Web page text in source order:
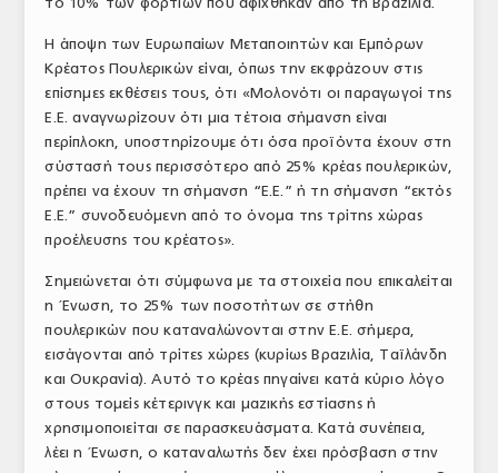
Η άποψη των Ευρωπαίων Μεταποιητών και Εμπόρων
Κρέατος Πουλερικών είναι, όπως την εκφράζουν στις
επίσημες εκθέσεις τους, ότι «Μολονότι οι παραγωγοί της
Ε.Ε. αναγνωρίζουν ότι μια τέτοια σήμανση είναι
περίπλοκη, υποστηρίζουμε ότι όσα προϊόντα έχουν στη
σύστασή τους περισσότερο από 25% κρέας πουλερικών,
πρέπει να έχουν τη σήμανση “E.E.” ή τη σήμανση “εκτός
Ε.Ε.” συνοδευόμενη από το όνομα της τρίτης χώρας
προέλευσης του κρέατος».
Σημειώνεται ότι σύμφωνα με τα στοιχεία που επικαλείται
η Ένωση, το 25% των ποσοτήτων σε στήθη
πουλερικών που καταναλώνονται στην Ε.Ε. σήμερα,
εισάγονται από τρίτες χώρες (κυρίως Βραζιλία, Ταϊλάνδη
και Ουκρανία). Αυτό το κρέας πηγαίνει κατά κύριο λόγο
στους τομείς κέτερινγκ και μαζικής εστίασης ή
χρησιμοποιείται σε παρασκευάσματα. Κατά συνέπεια,
λέει η Ένωση, ο καταναλωτής δεν έχει πρόσβαση στην